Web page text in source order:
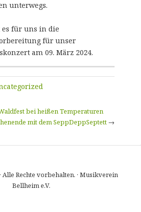
unterwegs.
es für uns in die
für unser
am 09. März 2024.
bei heißen Temperaturen
mit dem SeppDeppSeptett →
Alle Rechte vorbehalten. · Musikverein
Bellheim e.V.